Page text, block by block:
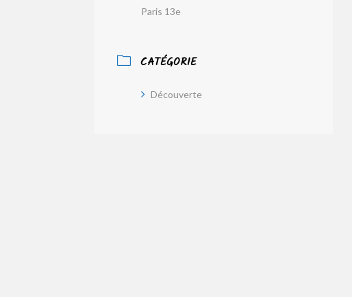
Paris 13e
CATÉGORIE
Découverte